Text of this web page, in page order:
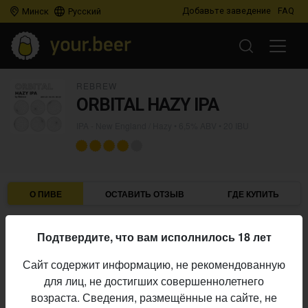
Минск Русский Добавьте заведение FAQ
ORBITAL HAZY IPA
О ПИВЕ ОСТАВИТЬ ОТЗЫВ ГДЕ КУПИТЬ
Пивоварня:
Алкоголь:
6,5%
Горечь:
20 IBU
Начало
Подтвердите, что вам исполнилось 18 лет
Сайт содержит информацию, не рекомендованную
для лиц, не достигших совершеннолетнего
возраста. Сведения, размещённые на сайте, не